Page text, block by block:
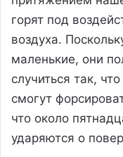
горят под
воздуха.
маленькие, они
случиться так,
смогут
что около
ударяются о